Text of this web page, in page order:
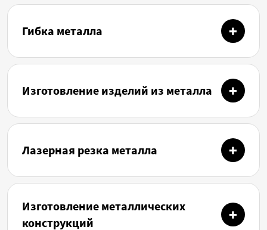
Гибка металла
Изготовление изделий из металла
Лазерная резка металла
Изготовление металлических
конструкций